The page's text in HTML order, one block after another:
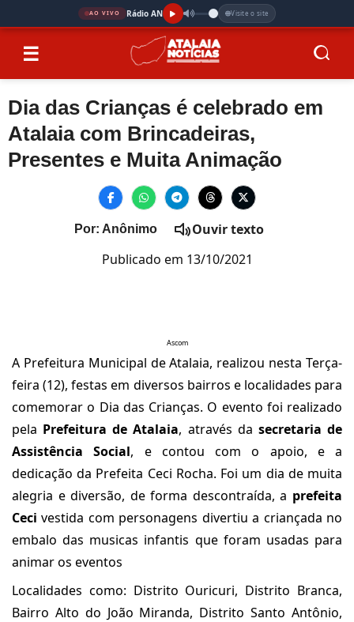
AO VIVO Rádio AN Visite o site
☰
Dia das Crianças é celebrado em
Atalaia com Brincadeiras,
Presentes e Muita Animação
Por: Anônimo
Ouvir texto
Publicado em 13/10/2021
Ascom
A Prefeitura Municipal de Atalaia, realizou nesta Terça-
feira (12), festas em diversos bairros e localidades para
comemorar o Dia das Crianças. O evento foi realizado
pela Prefeitura de Atalaia, através da secretaria de
Assistência Social, e contou com o apoio, e a
dedicação da Prefeita Ceci Rocha. Foi um dia de muita
alegria e diversão, de forma descontraída, a prefeita
Ceci vestida com personagens divertiu a criançada no
embalo das musicas infantis que foram usadas para
animar os eventos
Localidades como: Distrito Ouricuri, Distrito Branca,
Bairro Alto do João Miranda, Distrito Santo Antônio,